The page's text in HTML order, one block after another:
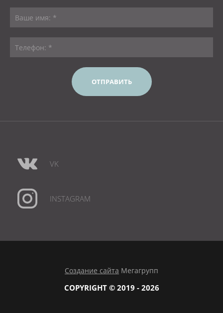
ОТПРАВИТЬ
VK
INSTAGRAM
COPYRIGHT © 2019 - 2026
Создание сайта Мегагрупп